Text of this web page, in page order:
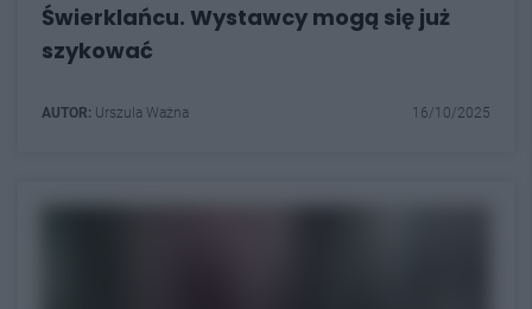
Świerklańcu. Wystawcy mogą się już
szykować
AUTOR: Urszula Ważna 16/10/2025